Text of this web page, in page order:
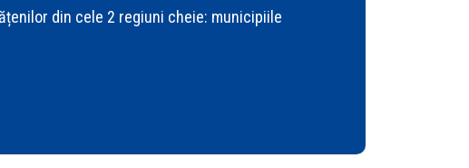
din cele 2 regiuni cheie: municipiile